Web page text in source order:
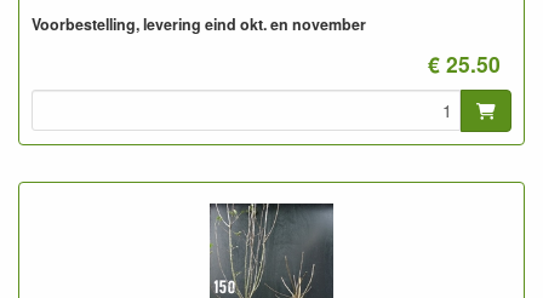
Foto: halfstam 2-jarig, ongesnoeid en gesnoeid
Voorbestelling, levering eind okt. en november
€ 25.50